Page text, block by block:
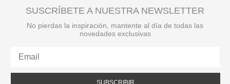
SUSCRÍBETE A NUESTRA NEWSLETTER
No pierdas la inspiración, mantente al día de todas las
novedades exclusivas
SUBSCRIBIR